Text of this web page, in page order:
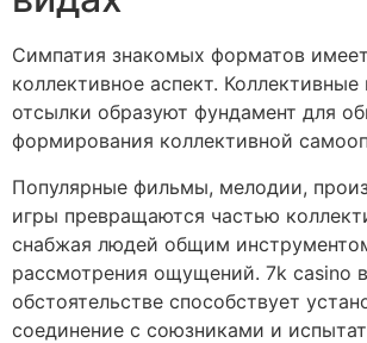
Симпатия знакомых форматов
коллективное аспект. Коллективные
отсылки образуют фундамент для
формирования коллективной
Популярные фильмы, мелодии,
игры превращаются частью
снабжая людей общим
рассмотрения ощущений. 7k casino
обстоятельстве способствует
соединение с союзниками и